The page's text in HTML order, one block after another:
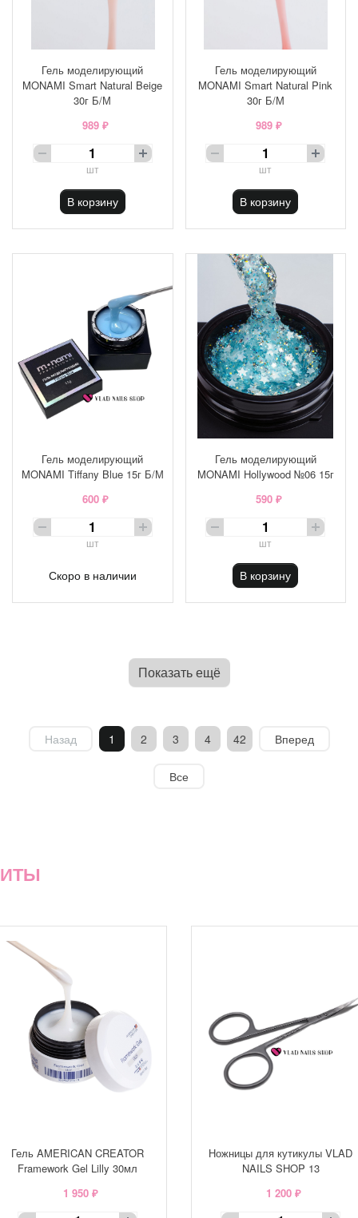
Гель моделирующий
MONAMI Smart Natural Beige
30г Б/М
989 ₽
шт
В корзину
Гель моделирующий
MONAMI Smart Natural Pink
30г Б/М
989 ₽
шт
В корзину
Гель моделирующий
MONAMI Tiffany Blue 15г Б/М
600 ₽
шт
Скоро в наличии
Гель моделирующий
MONAMI Hollywood №06 15г
590 ₽
шт
В корзину
Показать ещё
Назад 1 2 3 4 42 Вперед
Все
Гель AMERICAN CREATOR
Framework Gel Lilly 30мл
1 950 ₽
Ножницы для кутикулы VLAD
NAILS SHOP 13
1 200 ₽